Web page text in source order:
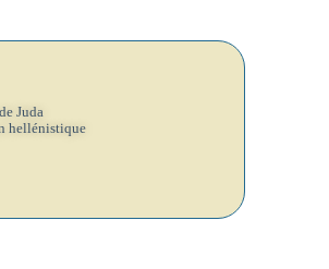
Juda
hellénistique